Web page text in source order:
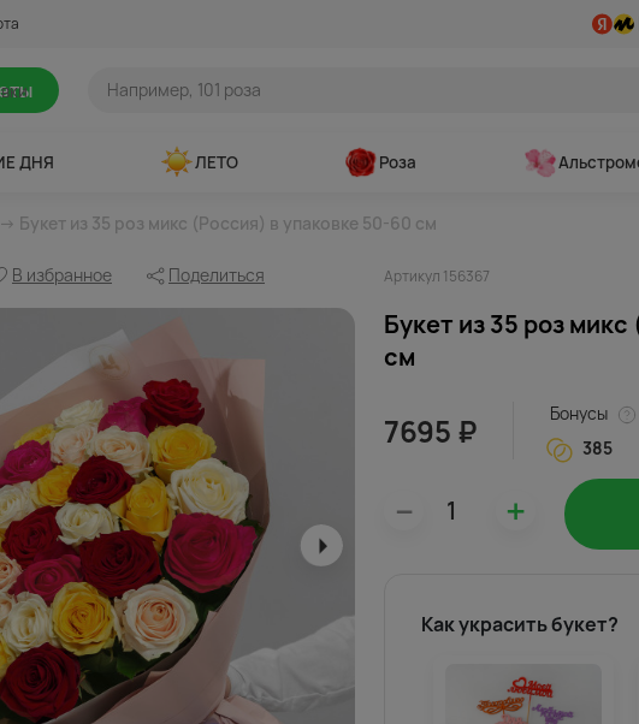
ДНЯ ЛЕТО Роза
→ Букет из 35 роз микс (Россия) в упаковке 50-60 см
В избранное Поделиться Артикул 156367
Букет из 35 роз
см
7695 ₽
Бонусы
385
– +
Как украсить букет?